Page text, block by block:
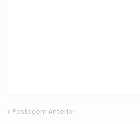
Postagem Anterior